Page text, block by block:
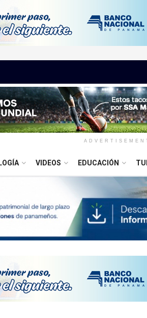
VIDEOS EDUCACIÓN